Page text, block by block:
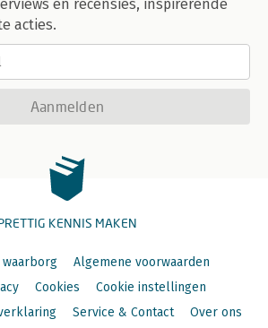
en recensies, inspirerende
acties.
Aanmelden
KENNIS MAKEN
Algemene voorwaarden
Cookies
Cookie instellingen
Service & Contact Over ons